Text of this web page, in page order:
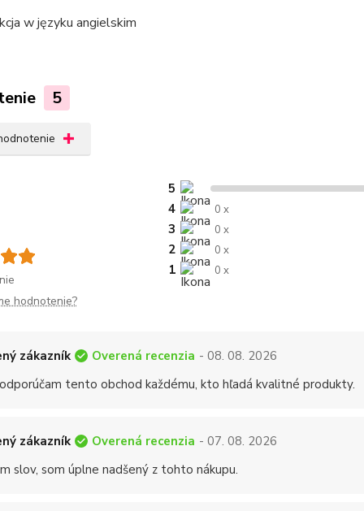
w języku angielskim
5
5
4
0 x
3 0 x
2 0 x
1 0 x
hodnotenie?
zákazník Overená recenzia - 08. 08. 2026
tento obchod každému, kto hľadá kvalitné produkty.
zákazník Overená recenzia - 07. 08. 2026
slov, som úplne nadšený z tohto nákupu.